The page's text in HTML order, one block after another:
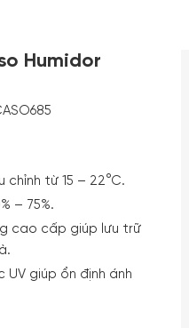
Humidor
từ 15 – 22°C.
– 75%.
cao cấp giúp lưu trữ
UV giúp ổn định ánh